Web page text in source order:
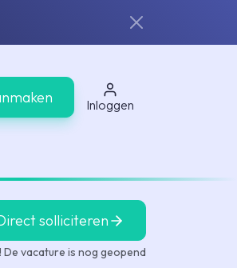
Inloggen
solliciteren
De vacature is nog geopend